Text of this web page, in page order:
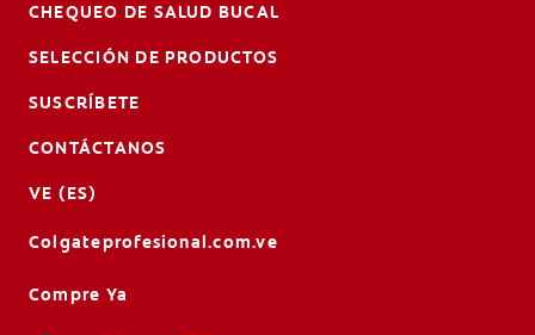
CHEQUEO DE SALUD BUCAL
SELECCIÓN DE PRODUCTOS
SUSCRÍBETE
CONTÁCTANOS
VE (ES)
Colgateprofesional.com.ve
Compre Ya